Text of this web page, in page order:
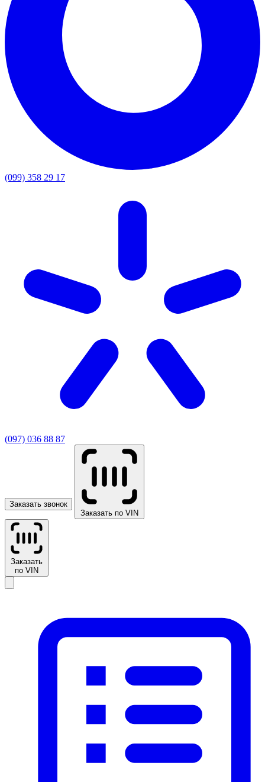
(099) 358 29 17
(097) 036 88 87
Заказать звонок
Заказать по VIN
Заказать
по VIN